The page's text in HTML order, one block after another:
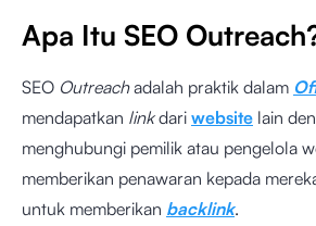
Apa Itu SEO
SEO Outreachadalah praktik dalam
mendapatkan linkdari website lain
menghubungi pemilik atau pengelola
memberikan penawaran kepada
untuk memberikan backlink.